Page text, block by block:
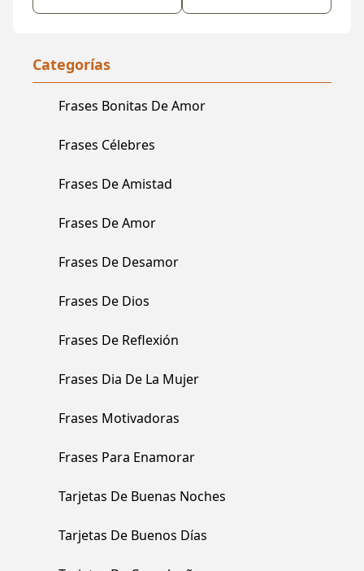
Categorías
Frases Bonitas De Amor
Frases Célebres
Frases De Amistad
Frases De Amor
Frases De Desamor
Frases De Dios
Frases De Reflexión
Frases Dia De La Mujer
Frases Motivadoras
Frases Para Enamorar
Tarjetas De Buenas Noches
Tarjetas De Buenos Días